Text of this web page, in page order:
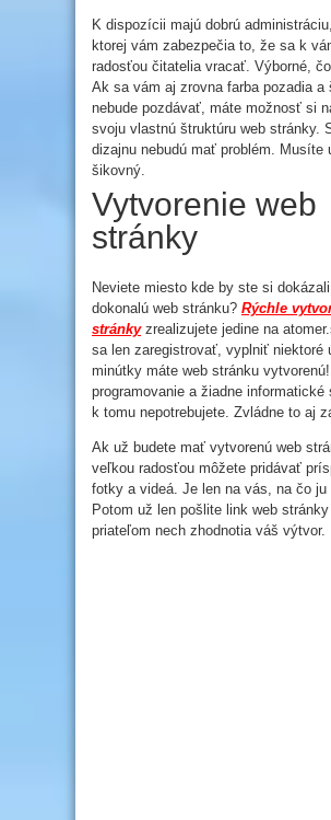
K dispozícii majú dobrú
ktorej vám zabezpečia to, že sa k
radosťou čitatelia vracať. Výborné,
Ak sa vám aj zrovna farba pozadia a
nebude pozdávať, máte možnosť si
svoju vlastnú štruktúru web stránky.
dizajnu nebudú mať problém. Musíte
šikovný.
Vytvorenie web
stránky
Neviete miesto kde by ste si
dokonalú web stránku? Rýchle
stránkyzrealizujete jedine na
sa len zaregistrovať, vyplniť niektoré
minútky máte web stránku
programovanie a žiadne informatické
k tomu nepotrebujete. Zvládne to aj
Ak už budete mať vytvorenú web
veľkou radosťou môžete pridávať
fotky a videá. Je len na vás, na čo ju
Potom už len pošlite link web
priateľom nech zhodnotia váš výtvor.